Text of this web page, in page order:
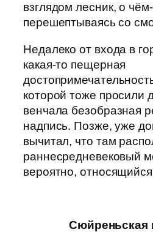
взглядом лесник, о
перешептываясь со
Недалеко от входа в
какая-то пещерная
которой тоже просили
венчала безобразная
надпись. Позже, уже
вычитал, что там
раннесредневековый
вероятно, относящийся
Сюйреньская